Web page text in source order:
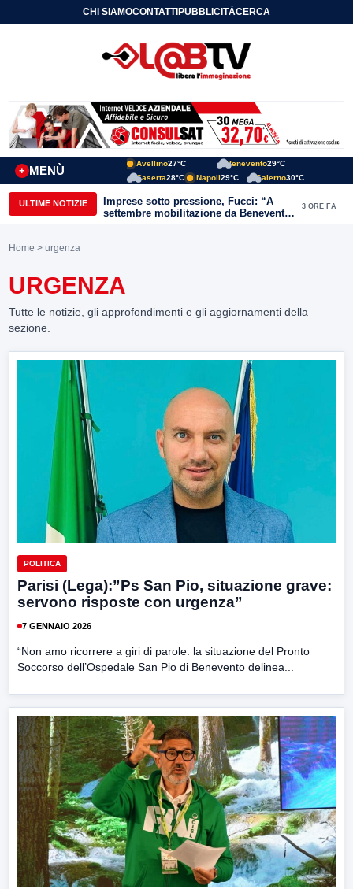
CHI SIAMOCONTATTIPUBBLICITÀCERCA
MENÙ
+
Avellino27°C Benevento29°C
Caserta28°C Napoli29°C Salerno30°C
ULTIME NOTIZIE
Imprese sotto pressione, Fucci: “A
settembre mobilitazione da Benevento
e Avellino”
3 ORE FA
Home > urgenza
URGENZA
Tutte le notizie, gli approfondimenti e gli aggiornamenti della
sezione.
POLITICA
Parisi (Lega):”Ps San Pio, situazione grave:
servono risposte con urgenza”
7 GENNAIO 2026
“Non amo ricorrere a giri di parole: la situazione del Pronto
Soccorso dell’Ospedale San Pio di Benevento delinea...